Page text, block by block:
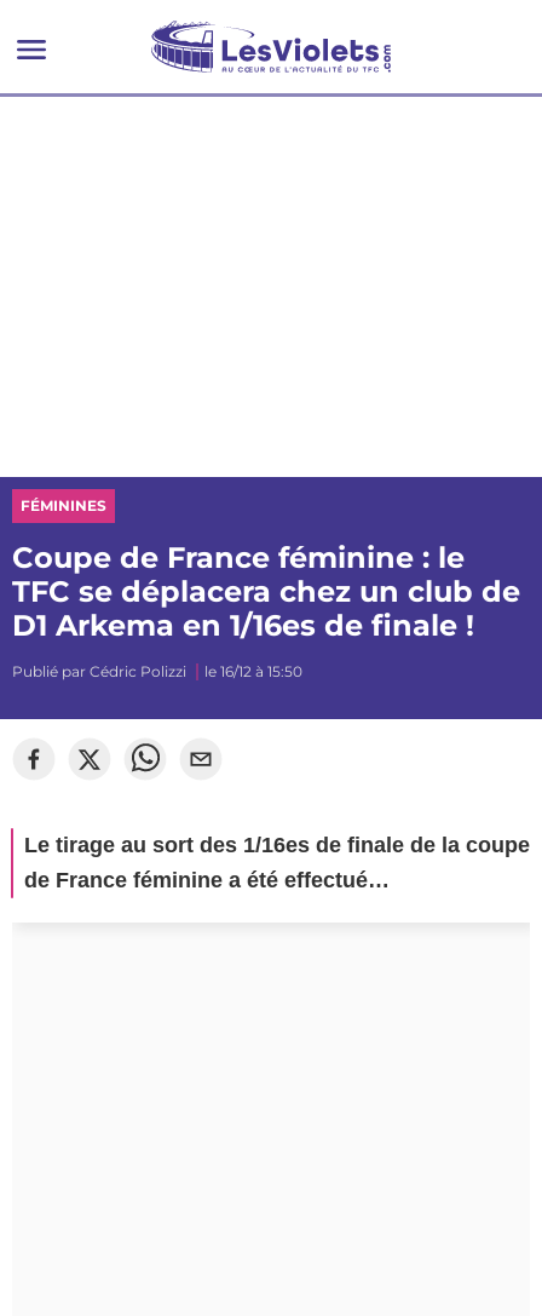
FÉMININES
Coupe de France féminine : le
TFC se déplacera chez un club de
D1 Arkema en 1/16es de finale !
Publié par Cédric Polizzi le 16/12 à 15:50
Le tirage au sort des 1/16es de finale de la coupe
de France féminine a été effectué…